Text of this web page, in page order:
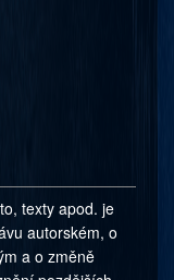
texty apod. je
autorském, o
a o změně